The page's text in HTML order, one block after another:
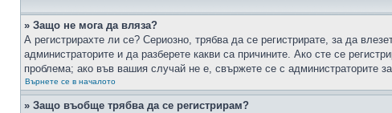
» Защо не мога да вляза?
А регистрирахте ли се? Сериозно, трябва да се регистрирате, за да
администраторите и да разберете какви са причините. Ако сте се
проблема; ако във вашия случай не е, свържете се с администраторите
Върнете се в началото
» Защо въобще трябва да се регистрирам?